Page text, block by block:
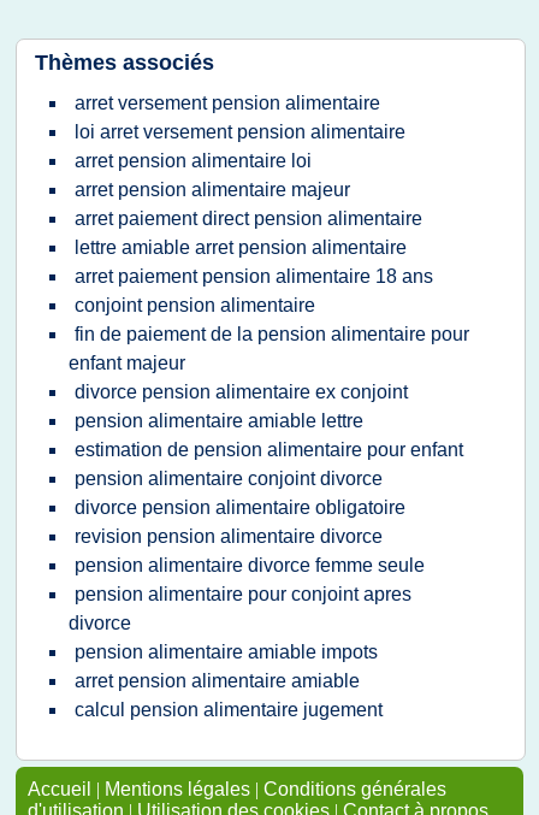
Thèmes associés
arret versement pension alimentaire
loi arret versement pension alimentaire
arret pension alimentaire loi
arret pension alimentaire majeur
arret paiement direct pension alimentaire
lettre amiable arret pension alimentaire
arret paiement pension alimentaire 18 ans
conjoint pension alimentaire
fin de paiement de la pension alimentaire pour
enfant majeur
divorce pension alimentaire ex conjoint
pension alimentaire amiable lettre
estimation de pension alimentaire pour enfant
pension alimentaire conjoint divorce
divorce pension alimentaire obligatoire
revision pension alimentaire divorce
pension alimentaire divorce femme seule
pension alimentaire pour conjoint apres
divorce
pension alimentaire amiable impots
arret pension alimentaire amiable
calcul pension alimentaire jugement
Accueil | Mentions légales | Conditions générales
d'utilisation | Utilisation des cookies | Contact à propos